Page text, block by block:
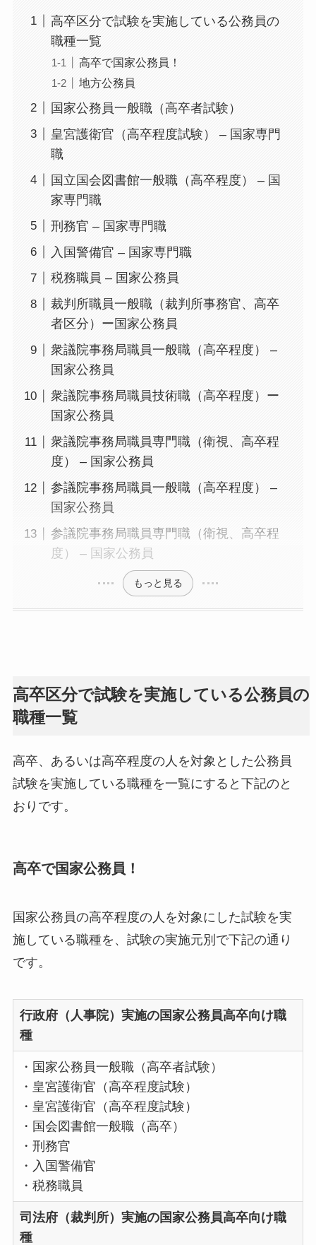
高卒区分で試験を実施している公務員の
職種一覧
高卒で国家公務員！
地方公務員
国家公務員一般職（高卒者試験）
皇宮護衛官（高卒程度試験） – 国家専門
職
国立国会図書館一般職（高卒程度） – 国
家専門職
刑務官 – 国家専門職
入国警備官 – 国家専門職
税務職員 – 国家公務員
裁判所職員一般職（裁判所事務官、高卒
者区分）ー国家公務員
衆議院事務局職員一般職（高卒程度） –
国家公務員
衆議院事務局職員技術職（高卒程度）ー
国家公務員
衆議院事務局職員専門職（衛視、高卒程
度） – 国家公務員
参議院事務局職員一般職（高卒程度） –
国家公務員
参議院事務局職員専門職（衛視、高卒程
度） – 国家公務員
もっと見る
高卒区分で試験を実施している公務員の
職種一覧
高卒、あるいは高卒程度の人を対象とした公務員
試験を実施している職種を一覧にすると下記のと
おりです。
高卒で国家公務員！
国家公務員の高卒程度の人を対象にした試験を実
施している職種を、試験の実施元別で下記の通り
です。
行政府（人事院）実施の国家公務員高卒向け職
種
・国家公務員一般職（高卒者試験）
・皇宮護衛官（高卒程度試験）
・皇宮護衛官（高卒程度試験）
・国会図書館一般職（高卒）
・刑務官
・入国警備官
・税務職員
司法府（裁判所）実施の国家公務員高卒向け職
種